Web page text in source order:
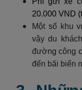
20.000 VND
Một số khu
vậy du
đường công
đến bãi biển